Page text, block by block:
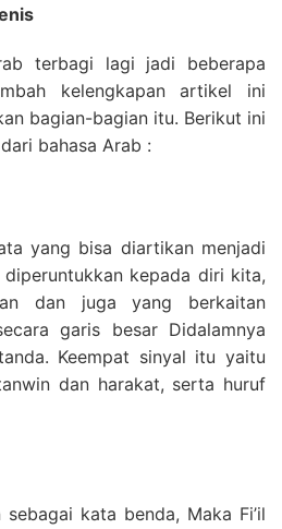
terbagi lagi jadi beberapa
kelengkapan artikel ini
bagian-bagian itu. Berikut ini
bahasa Arab :
yang bisa diartikan menjadi
kepada diri kita,
dan juga yang berkaitan
garis besar Didalamnya
Keempat sinyal itu yaitu
dan harakat, serta huruf
sebagai kata benda, Maka Fi’il